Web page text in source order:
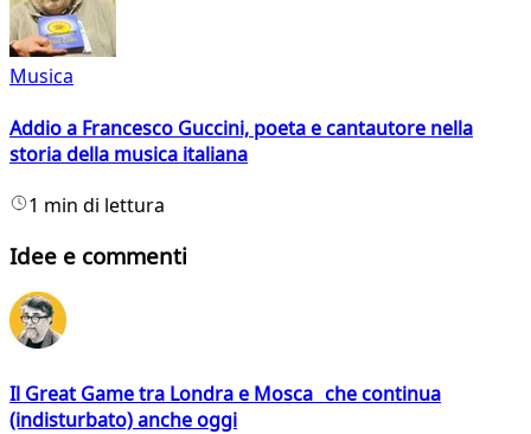
Musica
Addio a Francesco Guccini, poeta e cantautore nella
storia della musica italiana
1 min di lettura
Idee e commenti
Il Great Game tra Londra e Mosca che continua
(indisturbato) anche oggi